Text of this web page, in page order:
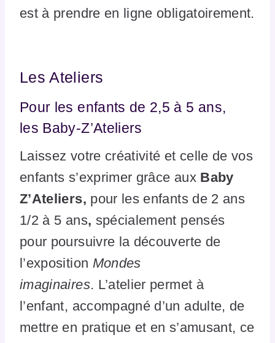
est à prendre en ligne obligatoirement.
Les Ateliers
Pour les enfants de 2,5 à 5 ans,
les Baby-Z’Ateliers
Laissez votre créativité et celle de vos
enfants s’exprimer grâce aux Baby
Z’Ateliers, pour les enfants de 2 ans
1/2 à 5 ans, spécialement pensés
pour poursuivre la découverte de
l’exposition Mondes
imaginaires. L’atelier permet à
l’enfant, accompagné d’un adulte, de
mettre en pratique et en s’amusant, ce